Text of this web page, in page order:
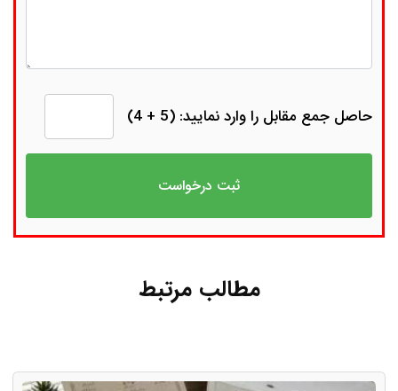
حاصل جمع مقابل را وارد نمایید: (5 + 4)
مطالب مرتبط